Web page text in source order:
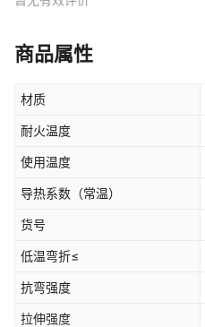
商品属性
材质
耐火温度
使用温度
导热系数（常温）
货号
低温弯折≤
抗弯强度
拉伸强度